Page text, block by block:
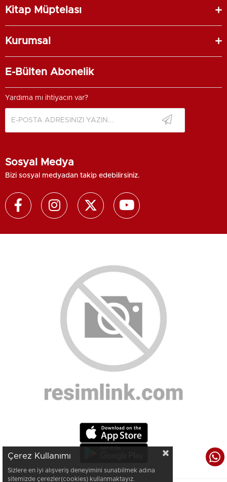
Kitap Müptelası
Kurumsal
E-Bülten Abonelik
Yardıma mı ihtiyacın var?
Sosyal Medya
Bizi sosyal medyadan takip edebilirsiniz.
Çerez Kullanımı
Sizlere en iyi alışveriş deneyimini sunabilmek adına
sitemizde çerezler(cookies) kullanmaktayız.